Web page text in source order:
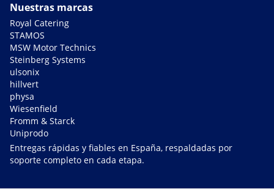
Nuestras marcas
Royal Catering
STAMOS
MSW Motor Technics
Steinberg Systems
ulsonix
hillvert
physa
Wiesenfield
Fromm & Starck
Uniprodo
Entregas rápidas y fiables en España, respaldadas por
soporte completo en cada etapa.